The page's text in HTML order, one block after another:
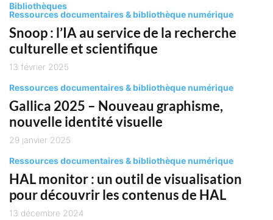
Bibliothèques
Ressources documentaires & bibliothèque numérique
Snoop : l’IA au service de la recherche
culturelle et scientifique
13 février 2025
Ressources documentaires & bibliothèque numérique
Gallica 2025 – Nouveau graphisme,
nouvelle identité visuelle
29 janvier 2025
Ressources documentaires & bibliothèque numérique
HAL monitor : un outil de visualisation
pour découvrir les contenus de HAL
13 décembre 2024